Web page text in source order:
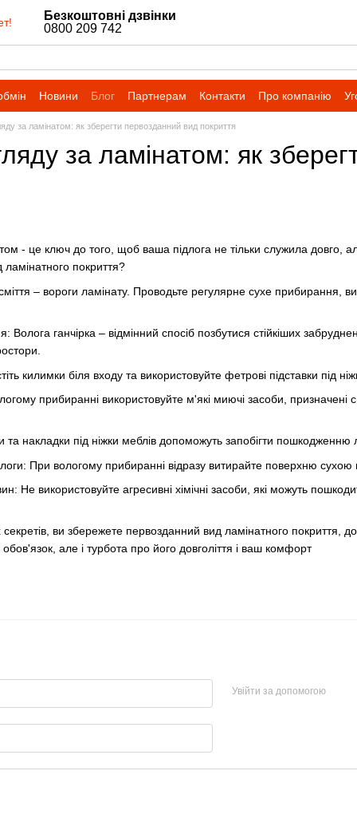
Безкоштовні дзвінки
0800 209 742
Новини Блог Партнерам Контакти Про компанію
за ламінатом: як зберегти первозданний вид покриття
за ламінатом: як
- це ключ до того, щоб ваша підлога не тільки служила довго,
покриття?
– вороги ламінату. Проводьте регулярне сухе прибирання,
Волога ганчірка – відмінний спосіб позбутися стійкіших
килимки біля входу та використовуйте фетрові підставки під
прибиранні використовуйте м'які миючі засоби,
та накладки під ніжки меблів допоможуть запобігти
При вологому прибиранні відразу витирайте поверхню сухою
Не використовуйте агресивні хімічні засоби, які можуть
ви збережете первозданний вид ламінатного покриття,
але і турбота про його довголіття і ваш комфорт
Увійти за допомогою